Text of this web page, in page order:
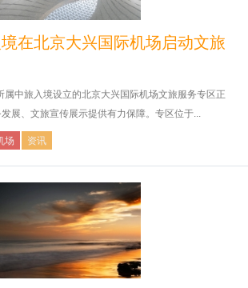
在北京大兴国际机场启动文旅
中旅入境设立的北京大兴国际机场文旅服务专区正
展、文旅宣传展示提供有力保障。专区位于...
场 资讯